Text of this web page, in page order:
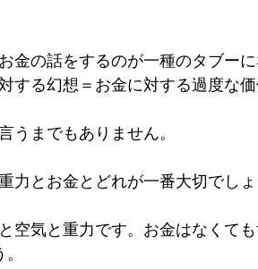
金の話をするのが一種のタブー
する幻想＝お金に対する過度な
うまでもありません。
力とお金とどれが一番大切でしょ
空気と重力です。お金はなくて